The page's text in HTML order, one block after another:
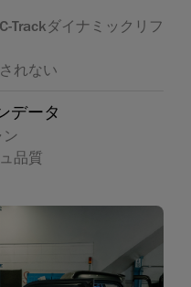
Trackダイナミックリフ
れない
データ
品質